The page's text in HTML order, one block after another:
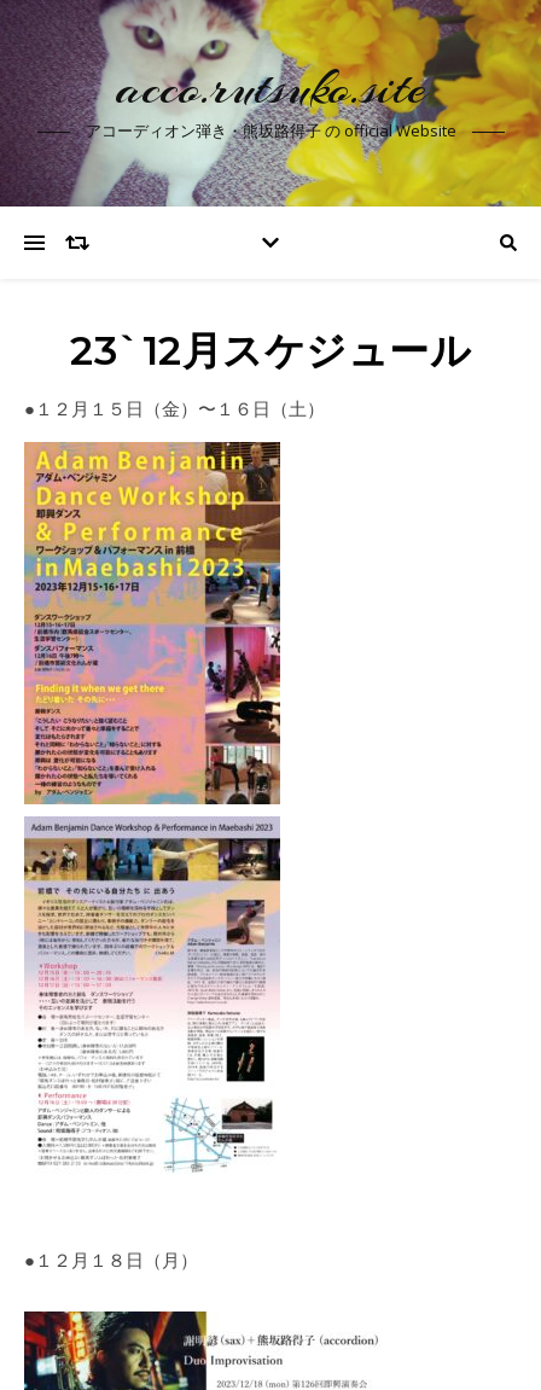
acco.rutsuko.site
アコーディオン弾き・熊坂路得子 の official Website
23`12月スケジュール
●１２月１５日（金）〜１６日（土）
●１２月１８日（月）